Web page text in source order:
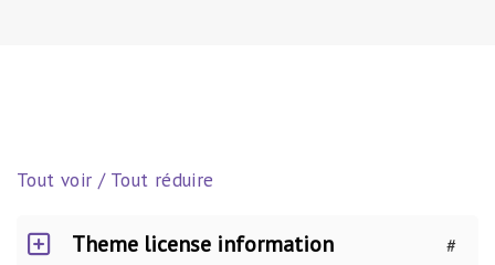
Tout voir / Tout réduire
Theme license information #